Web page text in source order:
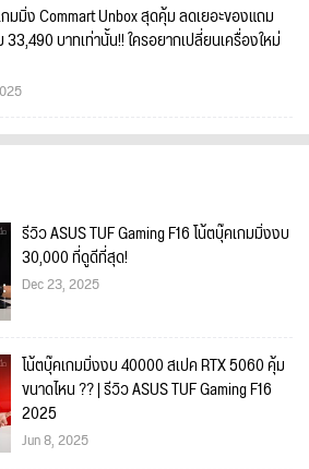
มมิ่ง Commart Unbox สุดคุ้ม ลดเยอะของแถม
33,490 บาทเท่านั้น!! ใครอยากเปลี่ยนเครื่องใหม่
รีวิว ASUS TUF Gaming F16 โน้ตบุ๊คเกมมิ่งงบ
30,000 ที่ดูดีที่สุด!
Dec 23, 2025
โน้ตบุ๊คเกมมิ่งงบ 40000 สเปค RTX 5060 คุ้ม
ขนาดไหน ?? | รีวิว ASUS TUF Gaming F16
2025
Jun 8, 2025